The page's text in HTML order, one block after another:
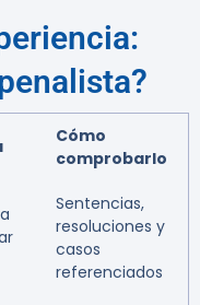
Cómo
comprobarlo
Sentencias,
resoluciones y
casos
referenciados